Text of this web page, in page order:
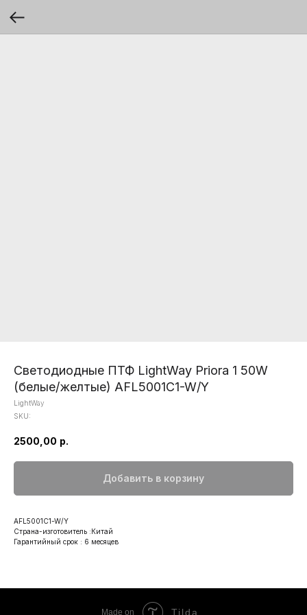
Светодиодные ПТФ LightWay Priora 1 50W
(белые/желтые) AFL5001C1-W/Y
LightWay
SKU:
2500,00 р.
Добавить в корзину
AFL5001C1-W/Y
Страна-изготовитель :Китай
Гарантийный срок : 6 месяцев
Made on Tilda